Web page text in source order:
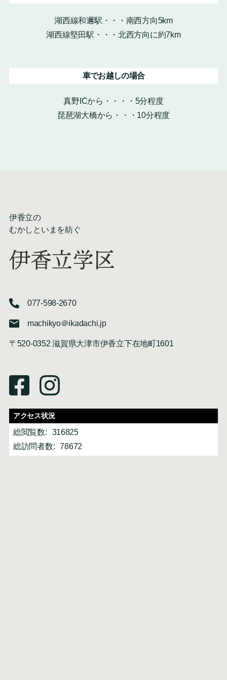
湖西線和邇駅・・・南西方向5km
湖西線堅田駅・・・北西方向に約7km
車でお越しの場合
真野ICから・・・・5分程度
琵琶湖大橋から・・・10分程度
伊香立の
むかしといまを紡ぐ
伊香立学区
077-598-2670
machikyo＠ikadachi.jp
〒520-0352 滋賀県大津市伊香立下在地町1601
アクセス状況
総閲覧数:
316825
総訪問者数:
78672